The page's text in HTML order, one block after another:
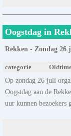
Oogstdag in
Rekken - Zondag 26
categorie
Op zondag 26 juli
Oogstdag aan de
uur kunnen bezoekers